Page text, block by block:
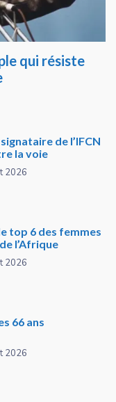
qui résiste
de l’IFCN
la voie
2026
top 6 des femmes
l’Afrique
2026
66 ans
2026